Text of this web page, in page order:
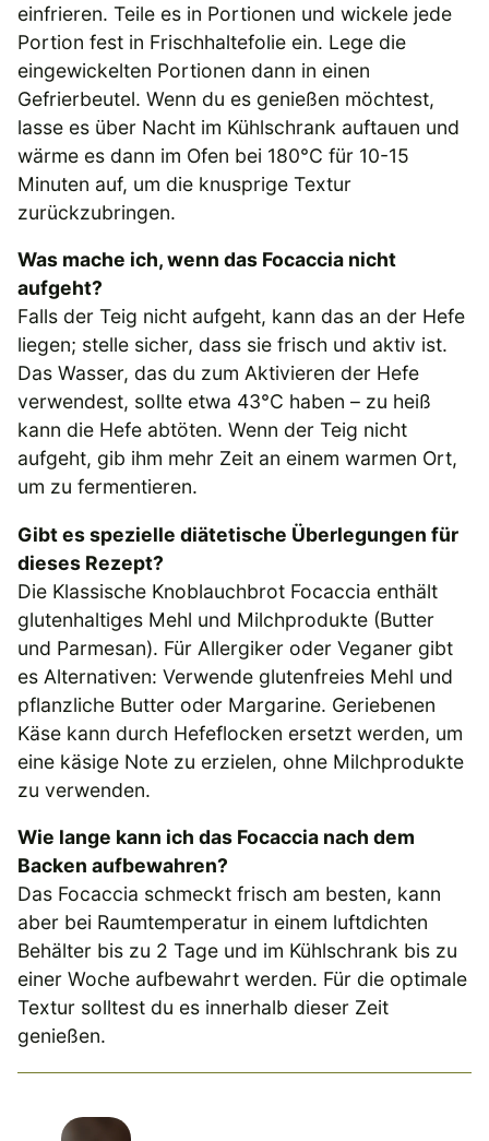
einfrieren. Teile es in Portionen und wickele jede
Portion fest in Frischhaltefolie ein. Lege die
eingewickelten Portionen dann in einen
Gefrierbeutel. Wenn du es genießen möchtest,
lasse es über Nacht im Kühlschrank auftauen und
wärme es dann im Ofen bei 180°C für 10-15
Minuten auf, um die knusprige Textur
zurückzubringen.
Was mache ich, wenn das Focaccia nicht
aufgeht?
Falls der Teig nicht aufgeht, kann das an der Hefe
liegen; stelle sicher, dass sie frisch und aktiv ist.
Das Wasser, das du zum Aktivieren der Hefe
verwendest, sollte etwa 43°C haben – zu heiß
kann die Hefe abtöten. Wenn der Teig nicht
aufgeht, gib ihm mehr Zeit an einem warmen Ort,
um zu fermentieren.
Gibt es spezielle diätetische Überlegungen für
dieses Rezept?
Die Klassische Knoblauchbrot Focaccia enthält
glutenhaltiges Mehl und Milchprodukte (Butter
und Parmesan). Für Allergiker oder Veganer gibt
es Alternativen: Verwende glutenfreies Mehl und
pflanzliche Butter oder Margarine. Geriebenen
Käse kann durch Hefeflocken ersetzt werden, um
eine käsige Note zu erzielen, ohne Milchprodukte
zu verwenden.
Wie lange kann ich das Focaccia nach dem
Backen aufbewahren?
Das Focaccia schmeckt frisch am besten, kann
aber bei Raumtemperatur in einem luftdichten
Behälter bis zu 2 Tage und im Kühlschrank bis zu
einer Woche aufbewahrt werden. Für die optimale
Textur solltest du es innerhalb dieser Zeit
genießen.